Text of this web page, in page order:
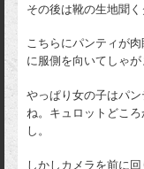
その後は靴の生地聞
こちらにパンティが
に服側を向いてしゃが
やっぱり女の子はパ
ね。キュロットどこ
し。
しかしカメラを前に